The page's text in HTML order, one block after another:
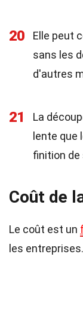
20
Elle peut
sans les
d'autres
21
La
lente que
finition
Coût de
Le coût est un
les entreprises.